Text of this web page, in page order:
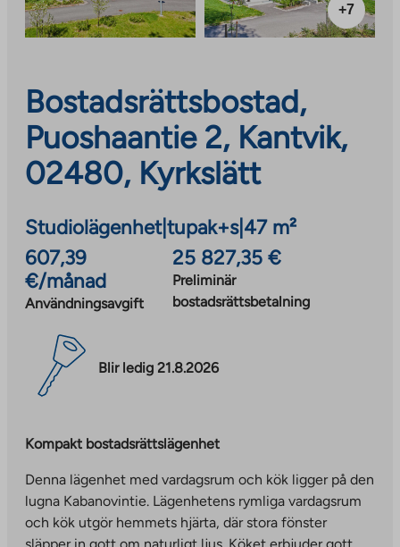
+7
Bostadsrättsbostad,
Puoshaantie 2, Kantvik,
02480, Kyrkslätt
Studiolägenhet|tupak+s| 47 m²
607,39
€/månad
Användningsavgift
25 827,35 €
Preliminär
bostadsrättsbetalning
Blir ledig 21.8.2026
Kompakt bostadsrättslägenhet
Denna lägenhet med vardagsrum och kök ligger på den
lugna Kabanovintie. Lägenhetens rymliga vardagsrum
och kök utgör hemmets hjärta, där stora fönster